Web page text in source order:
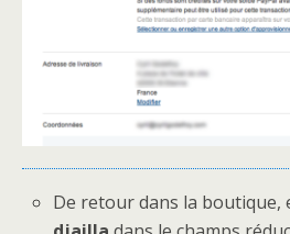
De retour dans la boutique,